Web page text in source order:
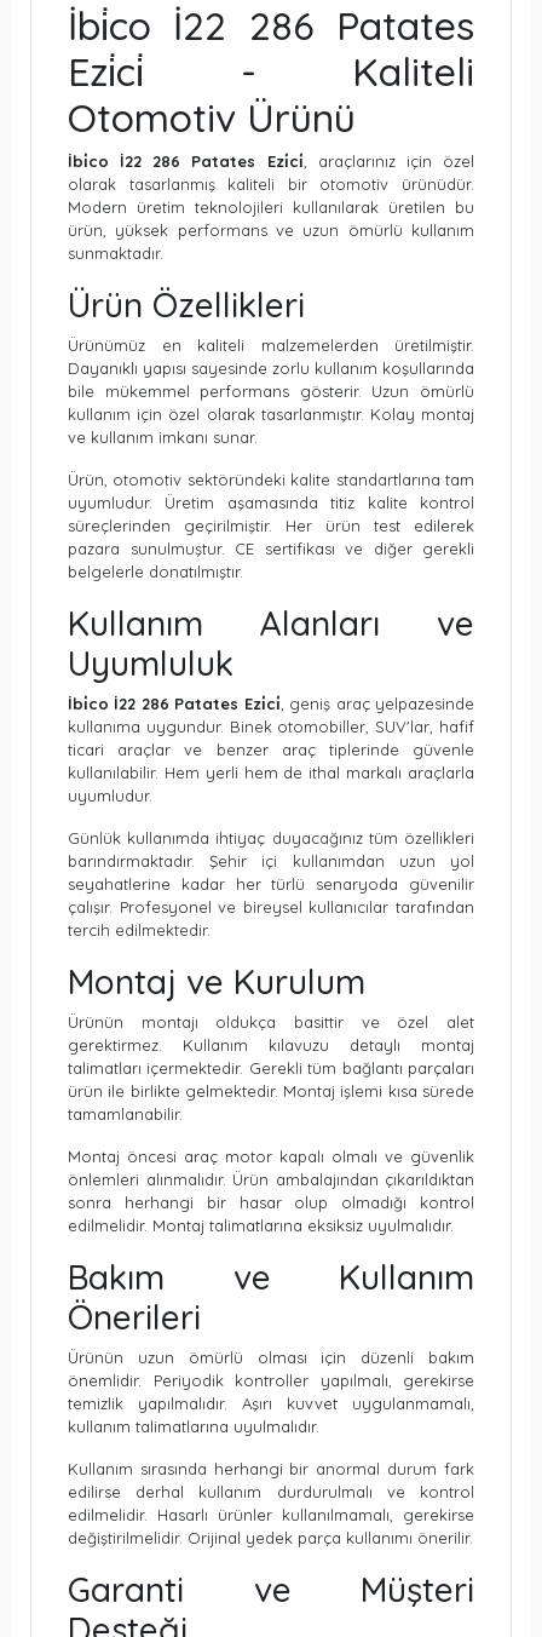
İbi̇co İ22 286 Patates
Ezi̇ci̇ - Kaliteli
Otomotiv Ürünü
İbi̇co İ22 286 Patates Ezi̇ci̇ , araçlarınız için özel
olarak tasarlanmış kaliteli bir otomotiv ürünüdür.
Modern üretim teknolojileri kullanılarak üretilen bu
ürün, yüksek performans ve uzun ömürlü kullanım
sunmaktadır.
Ürün Özellikleri
Ürünümüz en kaliteli malzemelerden üretilmiştir.
Dayanıklı yapısı sayesinde zorlu kullanım koşullarında
bile mükemmel performans gösterir. Uzun ömürlü
kullanım için özel olarak tasarlanmıştır. Kolay montaj
ve kullanım imkanı sunar.
Ürün, otomotiv sektöründeki kalite standartlarına tam
uyumludur. Üretim aşamasında titiz kalite kontrol
süreçlerinden geçirilmiştir. Her ürün test edilerek
pazara sunulmuştur. CE sertifikası ve diğer gerekli
belgelerle donatılmıştır.
Kullanım Alanları ve
Uyumluluk
İbi̇co İ22 286 Patates Ezi̇ci̇ , geniş araç yelpazesinde
kullanıma uygundur. Binek otomobiller, SUV'lar, hafif
ticari araçlar ve benzer araç tiplerinde güvenle
kullanılabilir. Hem yerli hem de ithal markalı araçlarla
uyumludur.
Günlük kullanımda ihtiyaç duyacağınız tüm özellikleri
barındırmaktadır. Şehir içi kullanımdan uzun yol
seyahatlerine kadar her türlü senaryoda güvenilir
çalışır. Profesyonel ve bireysel kullanıcılar tarafından
tercih edilmektedir.
Montaj ve Kurulum
Ürünün montajı oldukça basittir ve özel alet
gerektirmez. Kullanım kılavuzu detaylı montaj
talimatları içermektedir. Gerekli tüm bağlantı parçaları
ürün ile birlikte gelmektedir. Montaj işlemi kısa sürede
tamamlanabilir.
Montaj öncesi araç motor kapalı olmalı ve güvenlik
önlemleri alınmalıdır. Ürün ambalajından çıkarıldıktan
sonra herhangi bir hasar olup olmadığı kontrol
edilmelidir. Montaj talimatlarına eksiksiz uyulmalıdır.
Bakım ve Kullanım
Önerileri
Ürünün uzun ömürlü olması için düzenli bakım
önemlidir. Periyodik kontroller yapılmalı, gerekirse
temizlik yapılmalıdır. Aşırı kuvvet uygulanmamalı,
kullanım talimatlarına uyulmalıdır.
Kullanım sırasında herhangi bir anormal durum fark
edilirse derhal kullanım durdurulmalı ve kontrol
edilmelidir. Hasarlı ürünler kullanılmamalı, gerekirse
değiştirilmelidir. Orijinal yedek parça kullanımı önerilir.
Garanti ve Müşteri